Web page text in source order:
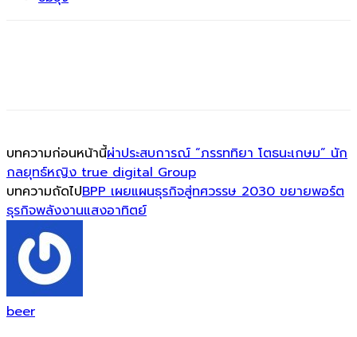
บทความก่อนหน้านี้ผ่าประสบการณ์ “ภรรททิยา โตธนะเกษม” นัก
กลยุทธ์หญิง true digital Group
บทความถัดไปBPP เผยแผนธุรกิจสู่ทศวรรษ 2030 ขยายพอร์ต
ธุรกิจพลังงานแสงอาทิตย์
beer